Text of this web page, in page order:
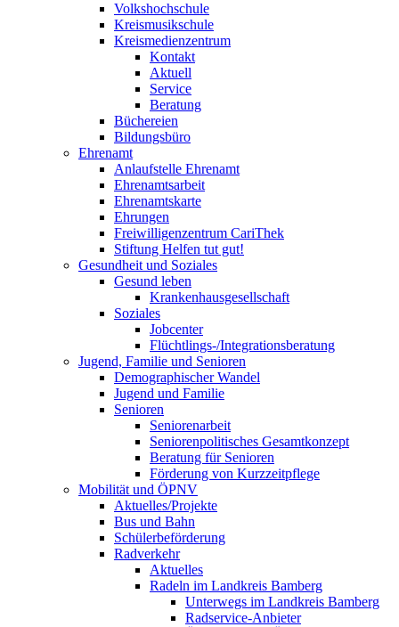
Volkshochschule
Kreismusikschule
Kreismedienzentrum
Kontakt
Aktuell
Service
Beratung
Büchereien
Bildungsbüro
Ehrenamt
Anlaufstelle Ehrenamt
Ehrenamtsarbeit
Ehrenamtskarte
Ehrungen
Freiwilligenzentrum CariThek
Stiftung Helfen tut gut!
Gesundheit und Soziales
Gesund leben
Krankenhausgesellschaft
Soziales
Jobcenter
Flüchtlings-/Integrationsberatung
Jugend, Familie und Senioren
Demographischer Wandel
Jugend und Familie
Senioren
Seniorenarbeit
Seniorenpolitisches Gesamtkonzept
Beratung für Senioren
Förderung von Kurzzeitpflege
Mobilität und ÖPNV
Aktuelles/Projekte
Bus und Bahn
Schülerbeförderung
Radverkehr
Aktuelles
Radeln im Landkreis Bamberg
Unterwegs im Landkreis Bamberg
Radservice-Anbieter